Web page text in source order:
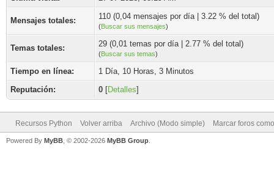
Mensajes totales: 110 (0,04 mensajes por día | 3.22 % del total)
(Buscar sus mensajes)
Temas totales: 29 (0,01 temas por día | 2.77 % del total)
(Buscar sus temas)
Tiempo en línea:
1 Día, 10 Horas, 3 Minutos
Reputación:
0 [Detalles]
Recursos Python Volver arriba Archivo (Modo simple) Marcar foros
Powered By MyBB , © 2002-2026 MyBB Group